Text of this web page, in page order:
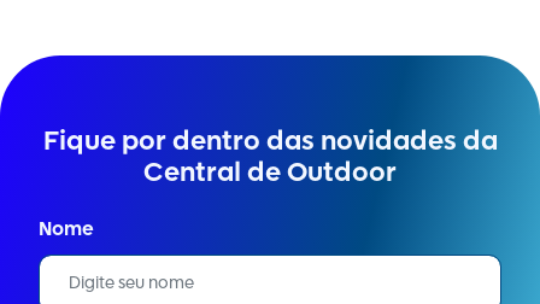
Fique por dentro das novidades da
Central de Outdoor
Nome